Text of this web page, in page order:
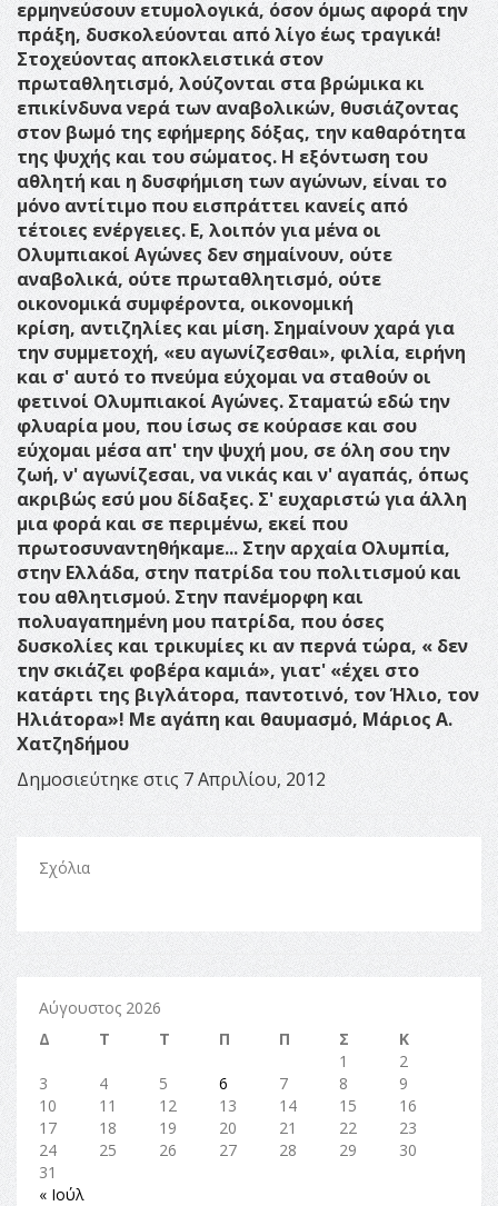
ερμηνεύσουν ετυμολογικά, όσον όμως αφορά την
πράξη, δυσκολεύονται από λίγο έως τραγικά!
Στοχεύοντας αποκλειστικά στον
πρωταθλητισμό, λούζονται στα βρώμικα κι
επικίνδυνα νερά των αναβολικών, θυσιάζοντας
στον βωμό της εφήμερης δόξας, την καθαρότητα
της ψυχής και του σώματος. Η εξόντωση του
αθλητή και η δυσφήμιση των αγώνων, είναι το
μόνο αντίτιμο που εισπράττει κανείς από
τέτοιες ενέργειες. Ε, λοιπόν για μένα οι
Ολυμπιακοί Αγώνες δεν σημαίνουν, ούτε
αναβολικά, ούτε πρωταθλητισμό, ούτε
οικονομικά συμφέροντα, οικονομική
κρίση, αντιζηλίες και μίση. Σημαίνουν χαρά για
την συμμετοχή, «ευ αγωνίζεσθαι», φιλία, ειρήνη
και σ' αυτό το πνεύμα εύχομαι να σταθούν οι
φετινοί Ολυμπιακοί Αγώνες. Σταματώ εδώ την
φλυαρία μου, που ίσως σε κούρασε και σου
εύχομαι μέσα απ' την ψυχή μου, σε όλη σου την
ζωή, ν' αγωνίζεσαι, να νικάς και ν' αγαπάς, όπως
ακριβώς εσύ μου δίδαξες. Σ' ευχαριστώ για άλλη
μια φορά και σε περιμένω, εκεί που
πρωτοσυναντηθήκαμε... Στην αρχαία Ολυμπία,
στην Ελλάδα, στην πατρίδα του πολιτισμού και
του αθλητισμού. Στην πανέμορφη και
πολυαγαπημένη μου πατρίδα, που όσες
δυσκολίες και τρικυμίες κι αν περνά τώρα, « δεν
την σκιάζει φοβέρα καμιά», γιατ' «έχει στο
κατάρτι της βιγλάτορα, παντοτινό, τον Ήλιο, τον
Ηλιάτορα»! Με αγάπη και θαυμασμό, Μάριος Α.
Χατζηδήμου
Δημοσιεύτηκε στις 7 Απριλίου, 2012
Σχόλια
Αύγουστος 2026
Δ
Τ Τ Π Π Σ
Κ
1
2
3
4 5 6 7 8
9
10
11 12 13 14 15
16
17
18 19 20 21 22
23
24
25 26 27 28 29
30
31
« Ιούλ